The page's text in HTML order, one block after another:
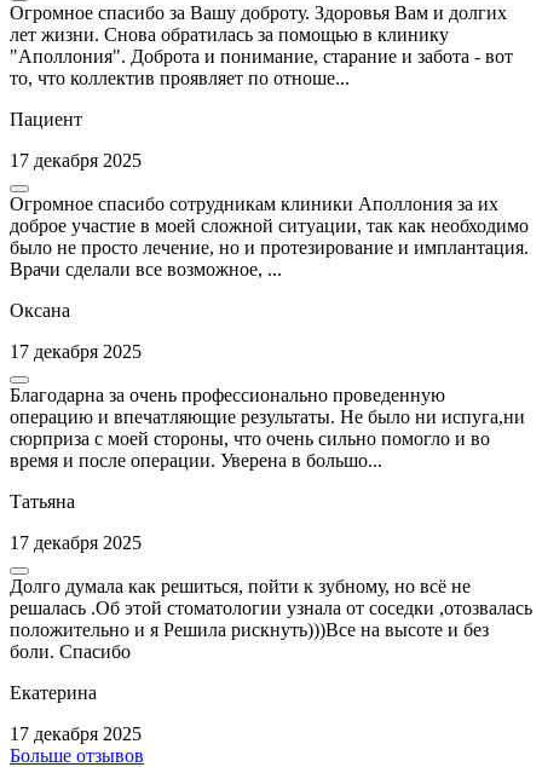
Огромное спасибо за Вашу доброту. Здоровья Вам и долгих
лет жизни. Снова обратилась за помощью в клинику
"Аполлония". Доброта и понимание, старание и забота - вот
то, что коллектив проявляет по отноше...
Пациент
17 декабря 2025
Огромное спасибо сотрудникам клиники Аполлония за их
доброе участие в моей сложной ситуации, так как необходимо
было не просто лечение, но и протезирование и имплантация.
Врачи сделали все возможное, ...
Оксана
17 декабря 2025
Благодарна за очень профессионально проведенную
операцию и впечатляющие результаты. Не было ни испуга,ни
сюрприза с моей стороны, что очень сильно помогло и во
время и после операции. Уверена в большо...
Татьяна
17 декабря 2025
Долго думала как решиться, пойти к зубному, но всё не
решалась .Об этой стоматологии узнала от соседки ,отозвалась
положительно и я Решила рискнуть)))Все на высоте и без
боли. Спасибо
Екатерина
17 декабря 2025
Больше отзывов